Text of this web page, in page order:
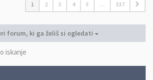
1 2 3 4 5 … 337
forum, ki ga želiš si ogledati
iskanje